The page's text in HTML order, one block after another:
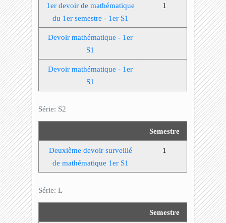
1er devoir de mathématique
du 1er semestre - 1er S1
1
Devoir mathématique - 1er
S1
Devoir mathématique - 1er
S1
Série: S2
Semestre
Deuxième devoir surveillé
de mathématique 1er S1
1
Série: L
Semestre